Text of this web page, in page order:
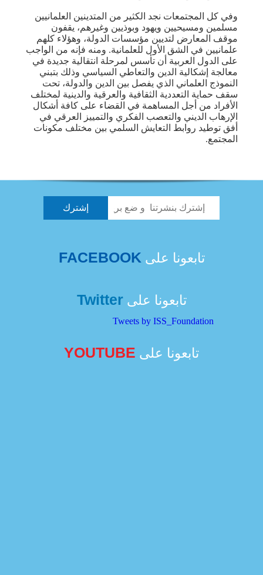
وفي كل المجتمعات نجد الكثير من المتدينين العلمانيين
مسلمين ومسيحيين ويهود وبوذيين وغيرهم، يقفون
موقف المعارض لتديين مؤسسات الدولة، وهؤلاء كلهم
علمانيين في الشق الأول للعلمانية. ومنه فإنه من الواجب
على الدول العربية أن تأسس لمرحلة انتقالية جديدة في
معالجة إشكالية الدين والتعاطي السياسي وذلك بتبني
النموذج العلماني الذي يفصل بين الدين والدولة، تحت
سقف حماية التعددية الثقافية والعرقية والدينية لمختلف
الأفراد من أجل المساهمة في القضاء على كافة أشكال
الإرهاب الديني والتعصب الفكري والتمييز العرقي في
أفق توطيد روابط التعايش السلمي بين مختلف مكونات
المجتمع.
تابعونا على FACEBOOK
تابعونا علىTwitter
Tweets by ISS_Foundation
تابعونا على YOUTUBE